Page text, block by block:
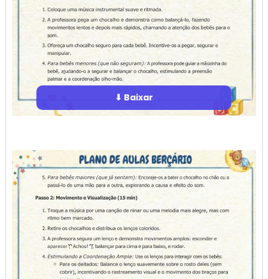
⬇ Baixar